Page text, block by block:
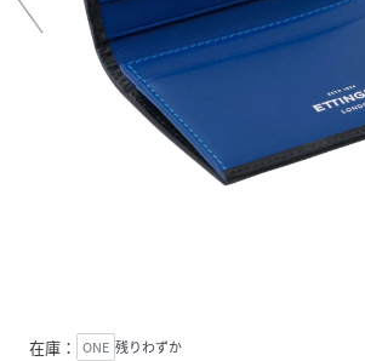
在庫： ONE 残りわずか